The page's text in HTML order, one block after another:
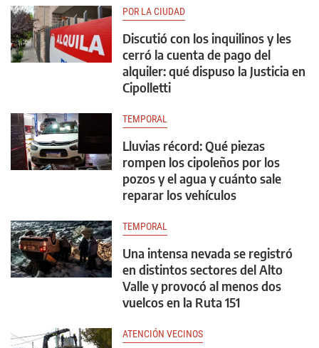
POR LA CIUDAD
Discutió con los inquilinos y les
cerró la cuenta de pago del
alquiler: qué dispuso la Justicia en
Cipolletti
TEMPORAL
Lluvias récord: Qué piezas
rompen los cipoleños por los
pozos y el agua y cuánto sale
reparar los vehículos
TEMPORAL
Una intensa nevada se registró
en distintos sectores del Alto
Valle y provocó al menos dos
vuelcos en la Ruta 151
ATENCIÓN VECINOS